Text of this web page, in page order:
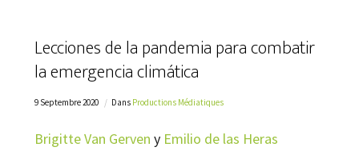
Lecciones de la pandemia para combatir
la emergencia climática
9 Septembre 2020 Dans Productions Médiatiques
Brigitte Van Gerven y Emilio de las Heras